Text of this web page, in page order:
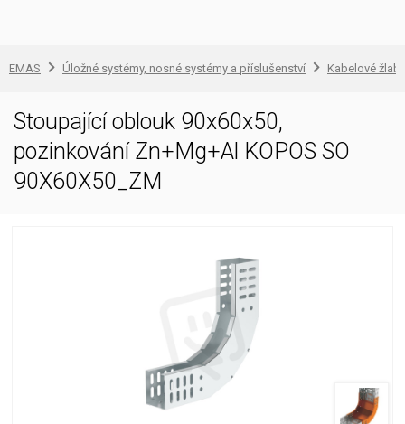
EMAS Úložné systémy, nosné systémy a příslušenství Kabelové žlaby
Stoupající oblouk 90x60x50,
pozinkování Zn+Mg+Al KOPOS SO
90X60X50_ZM